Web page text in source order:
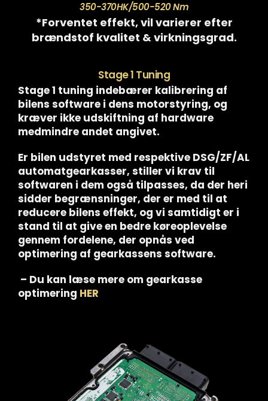
350-370HK/500-520 Nm
*Forventet effekt, vil varierer efter
brændstof kvalitet & virkningsgrad.
Stage 1 Tuning
Stage 1 tuning indebærer kalibrering af
bilens software i dens motorstyring, og
kræver ikke udskiftning af hardware
medmindre andet angivet.
Er bilen udstyret med respektive DSG/ZF/AL
automatgearkasser, stiller vi krav til
softwaren i dem også tilpasses, da der heri
sidder begrænsninger, der er med til at
reducere bilens effekt, og vi samtidigt er i
stand til at give en bedre køreoplevelse
gennem fordelene, der opnås ved
optimering af gearkassens software.
– Du kan læse mere om gearkasse
optimering HER